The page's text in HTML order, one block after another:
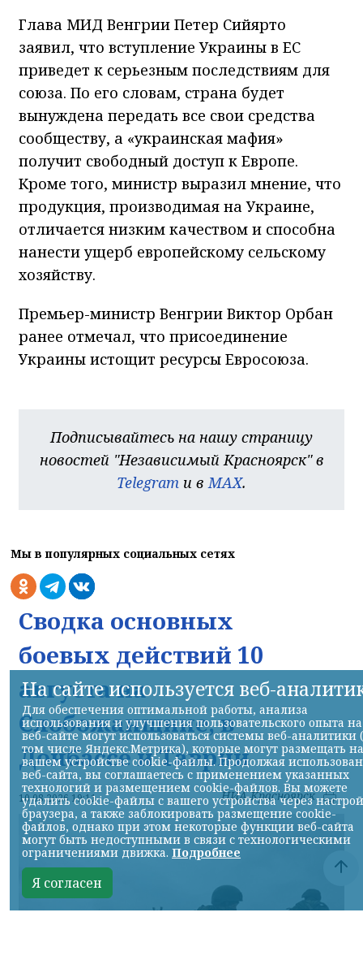
Глава МИД Венгрии Петер Сийярто
заявил, что вступление Украины в ЕС
приведет к серьезным последствиям для
союза. По его словам, страна будет
вынуждена передать все свои средства
сообществу, а «украинская мафия»
получит свободный доступ к Европе.
Кроме того, министр выразил мнение, что
продукция, производимая на Украине,
отличается низким качеством и способна
нанести ущерб европейскому сельскому
хозяйству.
Премьер-министр Венгрии Виктор Орбан
ранее отмечал, что присоединение
Украины истощит ресурсы Евросоюза.
Подписывайтесь на нашу страницу
новостей "Независимый Красноярск" в
Telegram и в MAX.
Мы в популярных социальных сетях
Сводка основных
боевых действий 10
августа на
Слобожанщине, в
Донбассе и Таврии
10.08.2026 19:11 НИА-Красноярск
На сайте используется веб-
Для обеспечения оптимальной работы, анализа
использования и улучшения пользовательского опыта на
веб-сайте могут использоваться системы веб-аналитики
том числе Яндекс.Метрика), которые могут размещать на
вашем устройстве cookie-файлы. Продолжая
веб-сайта, вы соглашаетесь с применением указанных
технологий и размещением cookie-файлов. Вы можете
удалить cookie-файлы с вашего устройства через
браузера, а также заблокировать размещение cookie-
файлов, однако при этом некоторые функции веб-сайта
могут быть недоступными в связи с технологическими
ограничениями движка. Подробнее
Я согласен